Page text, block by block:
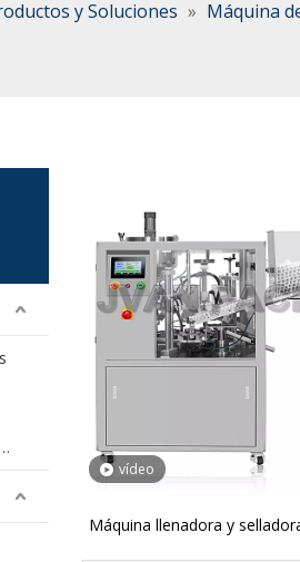
y Soluciones » Máquina
Máquina de llenado de polvo y gránulos
vídeo
Máquina llenadora y